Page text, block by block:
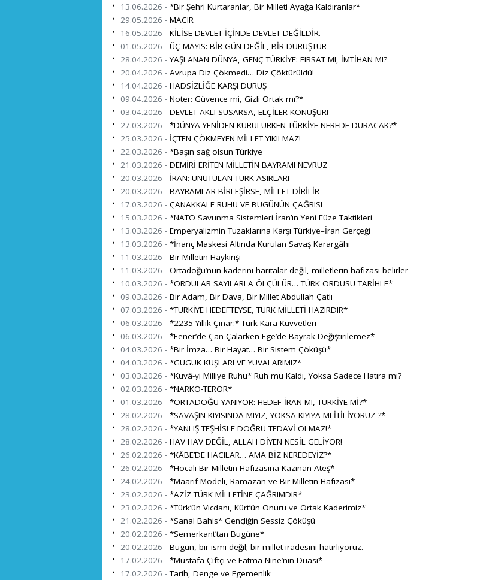
13.06.2026 - *Bir Şehri Kurtaranlar, Bir Milleti Ayağa Kaldıranlar*
29.05.2026 - MACIR
16.05.2026 - KİLİSE DEVLET İÇİNDE DEVLET DEĞİLDİR.
01.05.2026 - ÜÇ MAYIS: BİR GÜN DEĞİL, BİR DURUŞTUR
28.04.2026 -YAŞLANAN DÜNYA, GENÇ TÜRKİYE: FIRSAT MI, İMTİHAN MI?
20.04.2026 - Avrupa Diz Çökmedi… Diz Çöktürüldü!
14.04.2026 - HADSİZLİĞE KARŞI DURUŞ
09.04.2026 - Noter: Güvence mi, Gizli Ortak mı?*
03.04.2026 - DEVLET AKLI SUSARSA, ELÇİLER KONUŞUR!
27.03.2026 - *DÜNYA YENİDEN KURULURKEN TÜRKİYE NEREDE DURACAK?*
25.03.2026 - İÇTEN ÇÖKMEYEN MİLLET YIKILMAZ!
22.03.2026 - *Başın sağ olsun Türkiye
21.03.2026 - DEMİRİ ERİTEN MİLLETİN BAYRAMI NEVRUZ
20.03.2026 - İRAN: UNUTULAN TÜRK ASIRLARI
20.03.2026 - BAYRAMLAR BİRLEŞİRSE, MİLLET DİRİLİR
17.03.2026 - ÇANAKKALE RUHU VE BUGÜNÜN ÇAĞRISI
15.03.2026 - *NATO Savunma Sistemleri İran’ın Yeni Füze Taktikleri
13.03.2026 - Emperyalizmin Tuzaklarına Karşı Türkiye–İran Gerçeği
13.03.2026 - *İnanç Maskesi Altında Kurulan Savaş Karargâhı
11.03.2026 - Bir Milletin Haykırışı
11.03.2026 - Ortadoğu’nun kaderini haritalar değil, milletlerin hafızası belirler
10.03.2026 - *ORDULAR SAYILARLA ÖLÇÜLÜR… TÜRK ORDUSU TARİHLE*
09.03.2026 - Bir Adam, Bir Dava, Bir Millet Abdullah Çatlı
07.03.2026 - *TÜRKİYE HEDEFTEYSE, TÜRK MİLLETİ HAZIRDIR*
06.03.2026 - *2235 Yıllık Çınar:* Türk Kara Kuvvetleri
06.03.2026 - *Fener’de Çan Çalarken Ege’de Bayrak Değiştirilemez*
04.03.2026 - *Bir İmza… Bir Hayat… Bir Sistem Çöküşü*
04.03.2026 - *GUGUK KUŞLARI VE YUVALARIMIZ*
03.03.2026 - *Kuvâ-yi Milliye Ruhu* Ruh mu Kaldı, Yoksa Sadece Hatıra mı?
02.03.2026 - *NARKO-TERÖR*
01.03.2026 - *ORTADOĞU YANIYOR: HEDEF İRAN MI, TÜRKİYE Mİ?*
28.02.2026 - *SAVAŞIN KIYISINDA MIYIZ, YOKSA KIYIYA MI İTİLİYORUZ ?*
28.02.2026 - *YANLIŞ TEŞHİSLE DOĞRU TEDAVİ OLMAZ!*
28.02.2026 - HAV HAV DEĞİL, ALLAH DİYEN NESİL GELİYOR!
26.02.2026 - *KÂBE’DE HACILAR… AMA BİZ NEREDEYİZ?*
26.02.2026 - *Hocalı Bir Milletin Hafızasına Kazınan Ateş*
24.02.2026 - *Maarif Modeli, Ramazan ve Bir Milletin Hafızası*
23.02.2026 - *AZİZ TÜRK MİLLETİNE ÇAĞRIMDIR*
23.02.2026 - *Türk’ün Vicdanı, Kürt’ün Onuru ve Ortak Kaderimiz*
21.02.2026 - *Sanal Bahis* Gençliğin Sessiz Çöküşü
20.02.2026 - *Semerkant’tan Bugüne*
20.02.2026 - Bugün, bir ismi değil; bir millet iradesini hatırlıyoruz.
17.02.2026 - *Mustafa Çiftçi ve Fatma Nine’nin Duası*
17.02.2026 -Tarih, Denge ve Egemenlik